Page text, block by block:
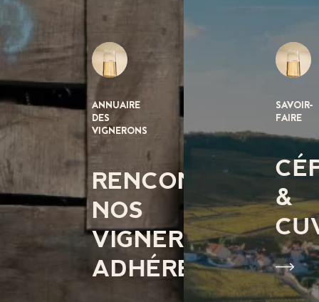
ANNUAIRE
DES
VIGNERONS
RENCONTREZ
NOS
VIGNERONS
ADHÉRENTS
SAVOIR-
FAIRE
&